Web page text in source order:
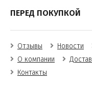
ПЕРЕД ПОКУПКОЙ
Отзывы Новости
О компании
Контакты